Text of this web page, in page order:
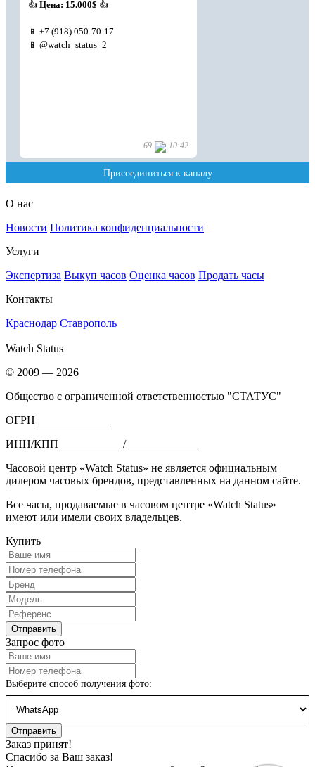
О нас
Новости Политика конфиденциальности
Услуги
Экспертиза Выкуп часов Оценка часов Продать часы
Контакты
Краснодар Ставрополь
Watch Status
© 2009 — 2026
Общество с ограниченной ответственностью "СТАТУС"
ОГРН _____________
ИНН/КПП ___________/_____________
Часовой центр «Watch Status» не является официальным
дилером часовых брендов, представленных на данном сайте.
Все часы, продаваемые в часовом центре «Watch Status»
имеют или имели своих владельцев.
Купить
Запрос фото
Выберите способ получения фото:
Заказ принят!
Спасибо за Ваш заказ!